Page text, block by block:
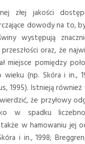
złej jakości
dowody na to,
występują
oraz, że
miejsce pomiędzy
(np. Skóra i in.,
1995). Istnieją
że przyłowy
w spadku
w hamowaniu jej
i in., 1998;